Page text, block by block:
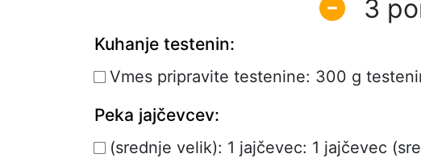
3
Kuhanje testenin:
Vmes pripravite testenine: 300 g
Peka jajčevcev:
(srednje velik): 1 jajčevec: 1 jajčevec